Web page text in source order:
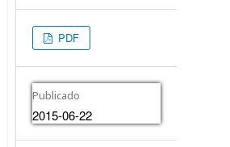
PDF
Publicado
2015-06-22